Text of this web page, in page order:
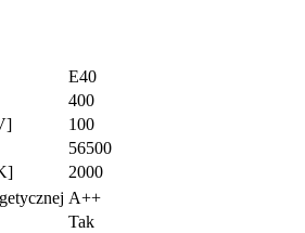
E40
400
100
56500
2000
A++
Tak